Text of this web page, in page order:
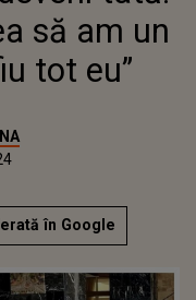
să am un
tot eu”
în Google